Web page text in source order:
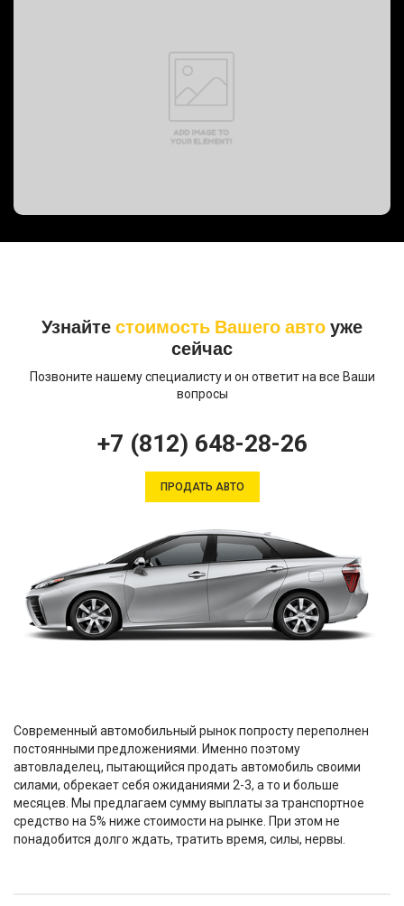
PREVOST BUS, 2008 год
Узнайтестоимость Вашего автоуже
сейчас
Позвоните нашему специалисту и он ответит на все Ваши
вопросы
+7 (812) 648-28-26
ПРОДАТЬ АВТО
Современный автомобильный рынок попросту переполнен
постоянными предложениями. Именно поэтому
автовладелец, пытающийся продать автомобиль своими
силами, обрекает себя ожиданиями 2-3, а то и больше
месяцев. Мы предлагаем сумму выплаты за транспортное
средство на 5% ниже стоимости на рынке. При этом не
понадобится долго ждать, тратить время, силы, нервы.